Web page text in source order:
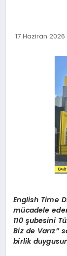
EKONOMI
17 Haziran 2026
English Time
mücadele
110 şubesini
Biz de Varız”
birlik